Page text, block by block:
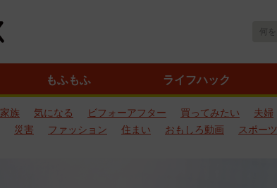
もふもふ ライフハック
家族 気になる ビフォーアフター 買ってみたい 夫婦
災害 ファッション 住まい おもしろ動画 スポーツ